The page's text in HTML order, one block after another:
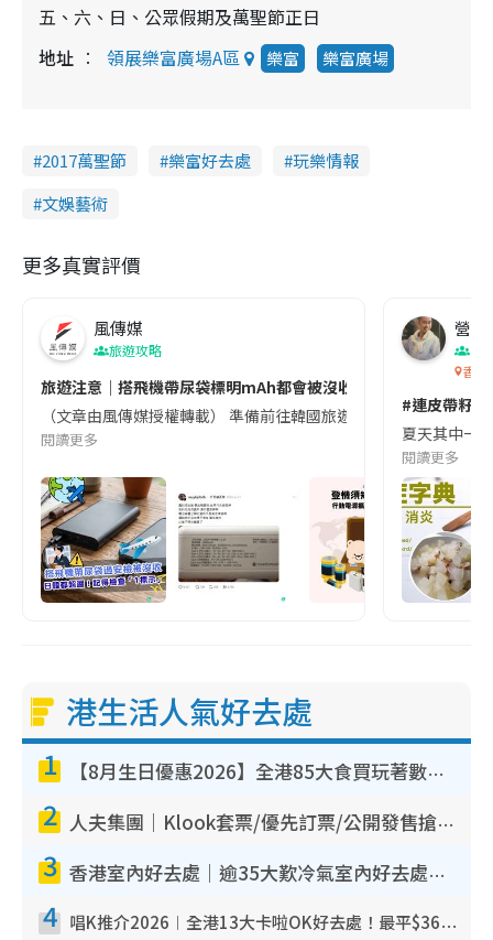
五、六、日、公眾假期及萬聖節正日
地址
領展樂富廣場A區 樂富 樂富廣場
2017萬聖節 樂富好去處
玩樂情報
文娛藝術
更多真實評價
風傳媒
旅遊攻略
旅遊注意｜搭飛機帶尿袋標明mAh都會被沒收😱出發前切記檢查
（文章由風傳媒授權轉載） 準備前往韓國旅遊的民眾，近期要
閱讀更多
營養
香港
#連皮帶籽
夏天其中一
閱讀更多
港生活人氣好去處
1 【8月生日優惠2026】全港85大食買玩著數攻略 自助餐/火鍋放題同行免費＋誠品/DONKI送現金券
2 人夫集團｜Klook套票/優先訂票/公開發售搶飛攻略！附票價.購票連結.場地座位表
3 香港室內好去處｜逾35大歎冷氣室內好去處推介 室內活動免費避雨無懼落雨
4 唱K推介2026︱全港13大卡啦OK好去處！最平$36起 日文K都有！(附地址+收費詳情)